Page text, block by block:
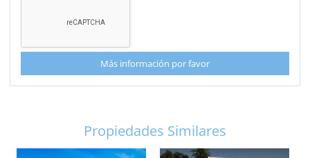
Más información por favor
Propiedades Similares